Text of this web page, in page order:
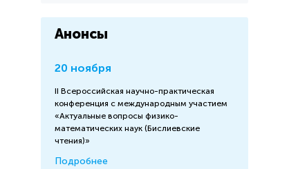
Анонсы
20 ноября
II Всероссийская научно-практическая
конференция с международным участием
«Актуальные вопросы физико-
математических наук (Бислиевские
чтения)»
Подробнее